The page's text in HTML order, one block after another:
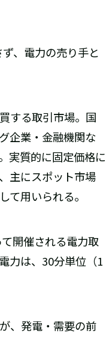
、電力の売り手と
する取引市場。国
企業・金融機関な
実質的に固定価格に
主にスポット市場
て用いられる。
開催される電力取
力は、30分単位（1
、発電・需要の前